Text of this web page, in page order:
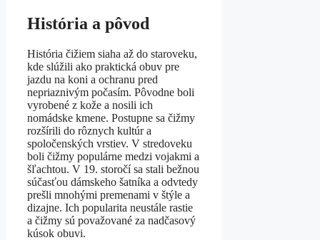
História a pôvod
História čižiem siaha až do staroveku,
kde slúžili ako praktická obuv pre
jazdu na koni a ochranu pred
nepriaznivým počasím. Pôvodne boli
vyrobené z kože a nosili ich
nomádske kmene. Postupne sa čižmy
rozšírili do rôznych kultúr a
spoločenských vrstiev. V stredoveku
boli čižmy populárne medzi vojakmi a
šľachtou. V 19. storočí sa stali bežnou
súčasťou dámskeho šatníka a odvtedy
prešli mnohými premenami v štýle a
dizajne. Ich popularita neustále rastie
a čižmy sú považované za nadčasový
kúsok obuvi.